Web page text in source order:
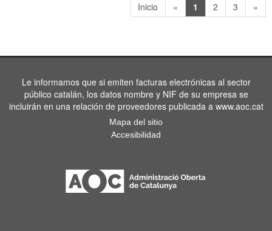
Inicio
« 1 2 3 »
Le informamos que si emiten facturas electrónicas al sector
público catalán, los datos nombre y NIF de su empresa se
incluirán en una relación de proveedores publicada a www.aoc.cat
Mapa del sitio
Accesibilidad